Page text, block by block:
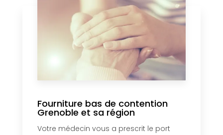
Fourniture bas de contention
Grenoble et sa région
Votre médecin vous a prescrit le port